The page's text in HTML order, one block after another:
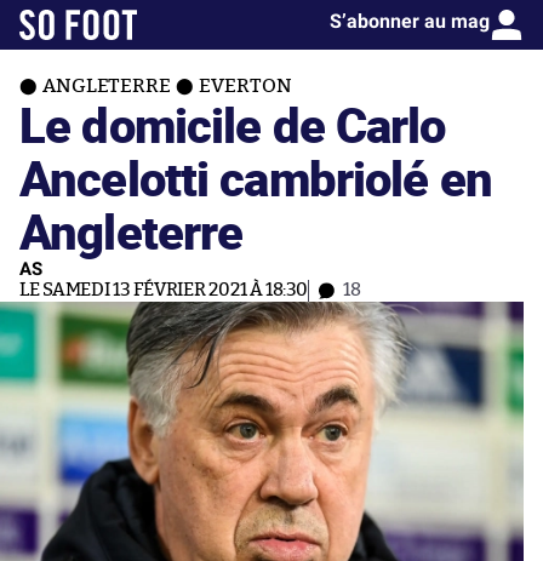
S’abonner au mag
ANGLETERRE EVERTON
Le domicile de Carlo
Ancelotti cambriolé en
Angleterre
AS
LE SAMEDI 13 FÉVRIER 2021 À 18:30 18